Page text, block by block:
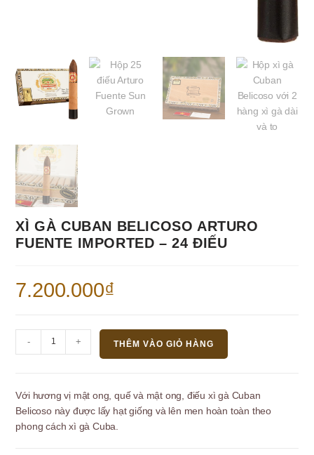
XÌ GÀ CUBAN BELICOSO ARTURO
FUENTE IMPORTED – 24 ĐIẾU
7.200.000₫
gà
Arturo
Fuente
Imported
- + THÊM VÀO GIỎ HÀNG
Với hương vị mật ong, quế và mật ong, điếu xì gà Cuban
Belicoso này được lấy hạt giống và lên men hoàn toàn theo
phong cách xì gà Cuba.